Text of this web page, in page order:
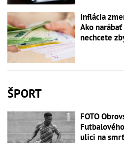
Inflácia
Ako
nechcete
ŠPORT
FOTO
ulici na smrť